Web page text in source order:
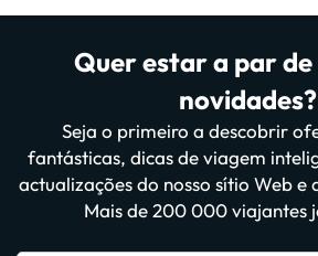
Quer estar a par
novidades?
Seja o primeiro a descobrir
fantásticas, dicas de viagem
actualizações do nosso sítio Web e
Mais de 200 000 viajantes